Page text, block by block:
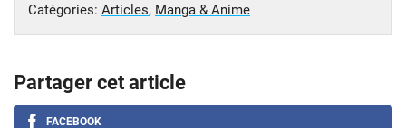
Catégories: Articles, Manga & Anime
Partager cet article
FACEBOOK